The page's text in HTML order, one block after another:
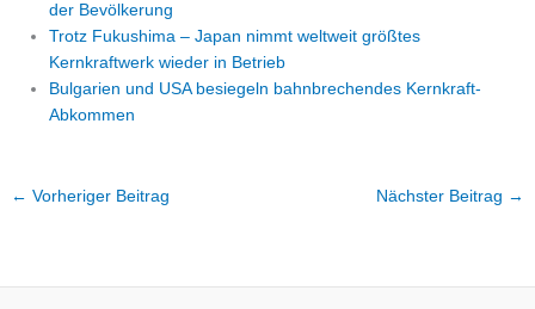
der Bevölkerung
Trotz Fukushima – Japan nimmt weltweit größtes
Kernkraftwerk wieder in Betrieb
Bulgarien und USA besiegeln bahnbrechendes Kernkraft-
Abkommen
← Vorheriger Beitrag Nächster Beitrag →